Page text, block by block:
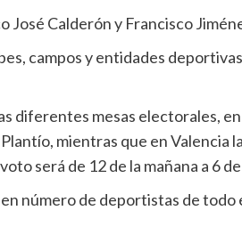
Calderón y Francisco
campos y entidades
diferentes mesas electorales,
mientras que en Valencia
será de 12 de la mañana a 6
número de deportistas de